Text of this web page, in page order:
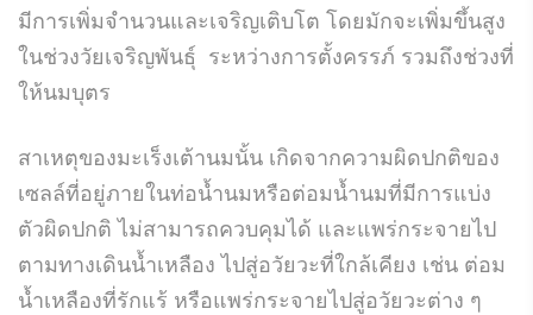
มีการเพิ่มจำนวนและเจริญเติบโต โดยมักจะเพิ่มขึ้นสูง
ในช่วงวัยเจริญพันธุ์ ระหว่างการตั้งครรภ์ รวมถึงช่วงที่
ให้นมบุตร
สาเหตุของมะเร็งเต้านมนั้น เกิดจากความผิดปกติของ
เซลล์ที่อยู่ภายในท่อน้ำนมหรือต่อมน้ำนมที่มีการแบ่ง
ตัวผิดปกติ ไม่สามารถควบคุมได้ และแพร่กระจายไป
ตามทางเดินน้ำเหลือง ไปสู่อวัยวะที่ใกล้เคียง เช่น ต่อม
น้ำเหลืองที่รักแร้ หรือแพร่กระจายไปสู่อวัยวะต่าง ๆ